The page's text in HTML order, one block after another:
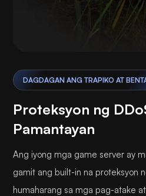
DAGDAGAN ANG TRAPIKO AT
Proteksyon ng
Pamantayan
Ang iyong mga game server ay
gamit ang built-in na proteksyon
humaharang sa mga pag-atake